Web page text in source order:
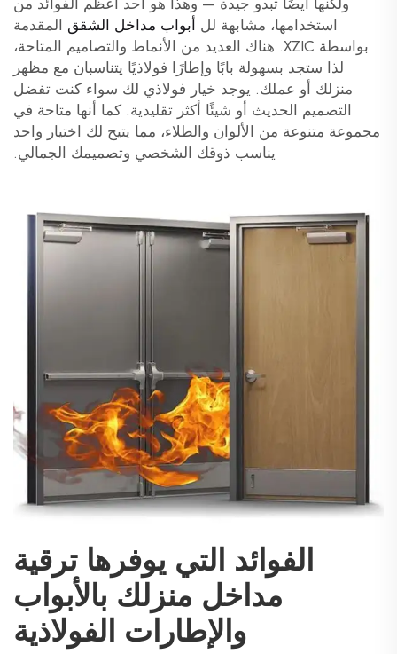
استخدامها، مشابهة لل أبواب مداخل الشقق المقدمة
بواسطة XZIC. هناك العديد من الأنماط والتصاميم المتاحة،
لذا ستجد بسهولة بابًا وإطارًا فولاذيًا يتناسبان مع مظهر
منزلك أو عملك. يوجد خيار فولاذي لك سواء كنت تفضل
التصميم الحديث أو شيئًا أكثر تقليدية. كما أنها متاحة في
مجموعة متنوعة من الألوان والطلاء، مما يتيح لك اختيار واحد
يناسب ذوقك الشخصي وتصميمك الجمالي.
الفوائد التي يوفرها ترقية
مداخل منزلك بالأبواب
والإطارات الفولاذية